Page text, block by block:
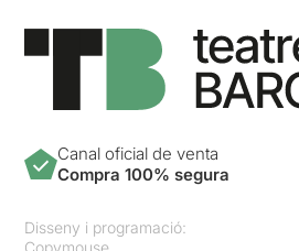
Canal oficial de venta
Compra 100% segura
Disseny i programació:
Copymouse